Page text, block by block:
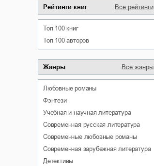
Рейтинги книг Все рейтинги
Топ 100 книг
Топ 100 авторов
Жанры Все жанры
любовные романы
фэнтези
учебная и научная литература
современная русская литература
современные любовные романы
современная зарубежная литература
детективы